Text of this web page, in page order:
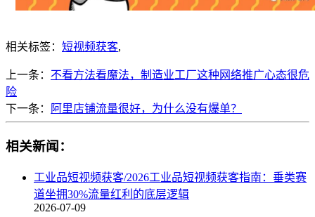
相关标签： 短视频获客,
上一条： 不看方法看魔法，制造业工厂这种网络推广心态很危
险
下一条：
阿里店铺流量很好，为什么没有爆单？
相关新闻：
工业品短视频获客/2026工业品短视频获客指南：垂类赛
道坐拥30%流量红利的底层逻辑
2026-07-09